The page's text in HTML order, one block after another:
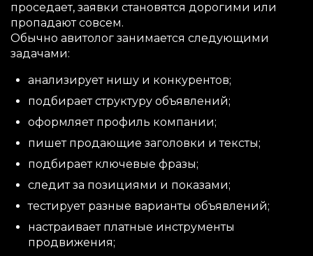
проседает, заявки становятся дорогими или
пропадают совсем.
Обычно авитолог занимается следующими
задачами:
анализирует нишу и конкурентов;
подбирает структуру объявлений;
оформляет профиль компании;
пишет продающие заголовки и тексты;
подбирает ключевые фразы;
следит за позициями и показами;
тестирует разные варианты объявлений;
настраивает платные инструменты
продвижения;